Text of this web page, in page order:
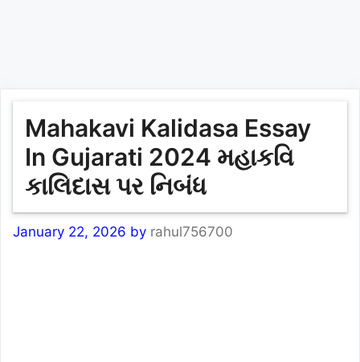
Mahakavi Kalidasa Essay
In Gujarati 2024 મહાકવિ
કાલિદાસ પર નિબંધ
January 22, 2026 by rahul756700